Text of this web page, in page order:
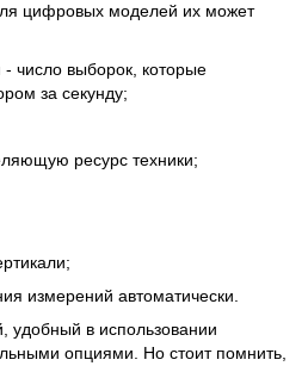
цифровых моделей их может
- число выборок, которые
за секунду;
ресурс техники;
измерений автоматически.
удобный в использовании
опциями. Но стоит помнить,